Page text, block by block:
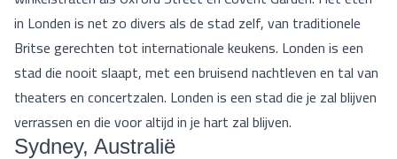
in Londen is net zo divers als de stad zelf, van traditionele
Britse gerechten tot internationale keukens. Londen is een
stad die nooit slaapt, met een bruisend nachtleven en tal van
theaters en concertzalen. Londen is een stad die je zal blijven
verrassen en die voor altijd in je hart zal blijven.
Sydney, Australië